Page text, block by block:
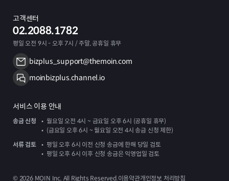
고객센터
02.2088.1782
평일 오전 9시 - 오후 7시 / 주말, 공휴일 휴무
bizplus_support@themoin.com
moinbizplus.channel.io
서비스 이용 안내
송금 신청
월요일 오전 4시 ~ 금요일 오후 6시 (공휴일 휴무)
(금요일 오후 6시 ~ 월요일 오전 4시 송금 신청 제한)
서류 검토
평일 오후 6시 이전 신청 송금에 한해 당일 검토
평일 오후 6시 이후 신청 송금은 익영업일 검토
© 2026MOIN Inc. All Rights Reserved.이용약관개인정보 처리방침